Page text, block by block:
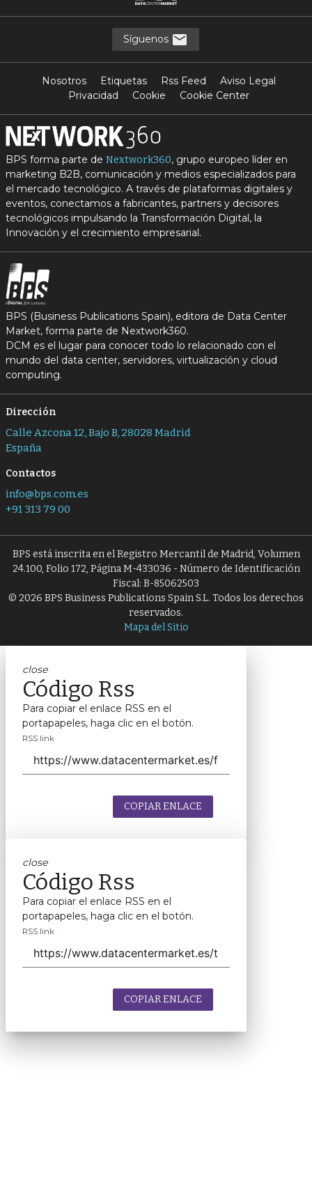
Síguenos
Nosotros Etiquetas Rss Feed
Aviso Legal
Privacidad
Cookie Cookie Center
BPS forma parte de Nextwork360, grupo europeo líder en
marketing B2B, comunicación y medios especializados para
el mercado tecnológico. A través de plataformas digitales y
eventos, conectamos a fabricantes, partners y decisores
tecnológicos impulsando la Transformación Digital, la
Innovación y el crecimiento empresarial.
BPS (Business Publications Spain), editora de Data Center
Market, forma parte de Nextwork360.
DCM es el lugar para conocer todo lo relacionado con el
mundo del data center, servidores, virtualización y cloud
computing.
Dirección
Calle Azcona 12, Bajo B, 28028 Madrid
España
Contactos
info@bps.com.es
+91 313 79 00
BPS está inscrita en el Registro Mercantil de Madrid, Volumen
24.100, Folio 172, Página M-433036 - Número de Identificación
Fiscal: B-85062503
© 2026 BPS Business Publications Spain S.L. Todos los derechos
reservados.
Mapa del Sitio
close
Código Rss
Para copiar el enlace RSS en el
portapapeles, haga clic en el botón.
RSS link
COPIAR ENLACE
close
Código Rss
Para copiar el enlace RSS en el
portapapeles, haga clic en el botón.
RSS link
COPIAR ENLACE